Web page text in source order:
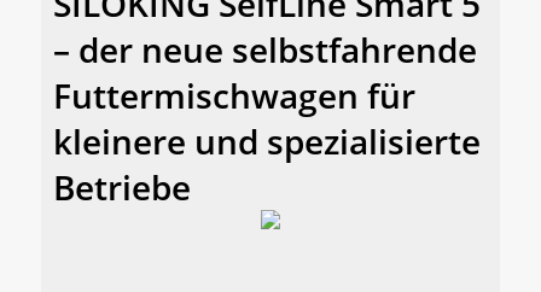
– der neue selbstfahrende
Futtermischwagen für
kleinere und spezialisierte
Betriebe